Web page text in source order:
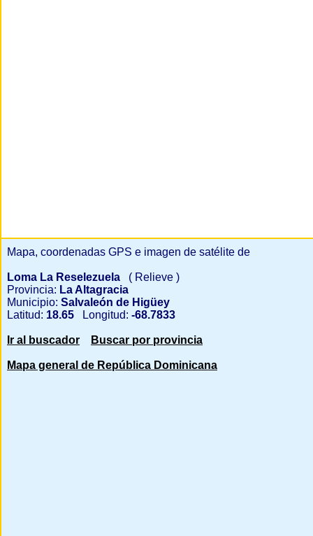
Mapa, coordenadas GPS e imagen de satélite de
Loma La Reselezuela
( Relieve )
Provincia: La Altagracia
Municipio: Salvaleón de Higüey
Latitud: 18.65 Longitud: -68.7833
Ir al buscador Buscar por provincia
Mapa general de República Dominicana